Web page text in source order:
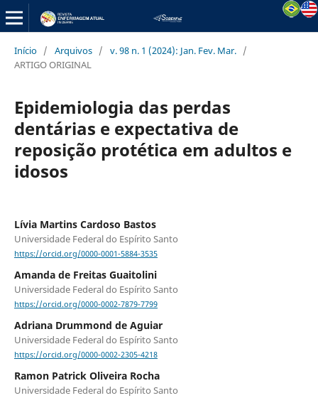
Início / Arquivos / v. 98 n. 1 (2024): Jan. Fev. Mar. /
ARTIGO ORIGINAL
Epidemiologia das perdas
dentárias e expectativa de
reposição protética em adultos e
idosos
Lívia Martins Cardoso Bastos
Universidade Federal do Espírito Santo
https://orcid.org/0000-0001-5884-3535
Amanda de Freitas Guaitolini
Universidade Federal do Espírito Santo
https://orcid.org/0000-0002-7879-7799
Adriana Drummond de Aguiar
Universidade Federal do Espírito Santo
https://orcid.org/0000-0002-2305-4218
Ramon Patrick Oliveira Rocha
Universidade Federal do Espírito Santo